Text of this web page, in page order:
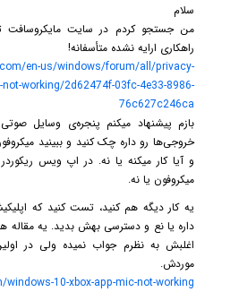
سلام
من جستجو کردم در سایت مایکروسافت
راهکاری ارایه نشده متأسفانه!
en-us/windows/forum/all/privacy-
working/2d62474f-03fc-4e33-8986-
76c627c246ca
بازم پیشنهاد میکنم پنجره‌ی وسایل
خروجی‌ها رو داره چک کنید و ببینید
و آیا کار میکنه یا نه. در اپ ویس
میکروفون یا نه.
اغلبش به نظرم جواب نمیده ولی در
موردش.
10-xbox-app-mic-not-working/